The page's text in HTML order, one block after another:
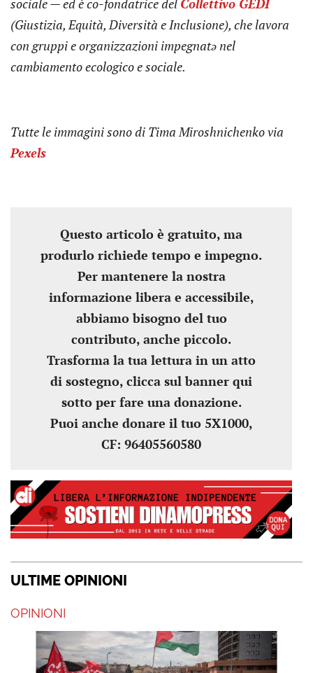
sociale — ed è co-fondatrice del Collettivo GEDI
(Giustizia, Equità, Diversità e Inclusione), che lavora
con gruppi e organizzazioni impegnatə nel
cambiamento ecologico e sociale.
Tutte le immagini sono di Tima Miroshnichenko via
Pexels
Questo articolo è gratuito, ma
produrlo richiede tempo e impegno.
Per mantenere la nostra
informazione libera e accessibile,
abbiamo bisogno del tuo
contributo, anche piccolo.
Trasforma la tua lettura in un atto
di sostegno, clicca sul banner qui
sotto per fare una donazione.
Puoi anche donare il tuo 5X1000,
CF: 96405560580
ULTIME OPINIONI
OPINIONI